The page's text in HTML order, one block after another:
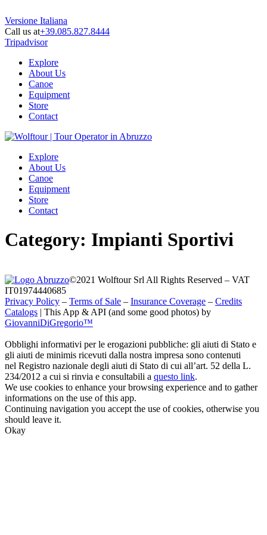
Versione Italiana
Call us at+39.085.827.8444
Tripadvisor
Explore
About Us
Canoe
Equipment
Store
Contact
Explore
About Us
Canoe
Equipment
Store
Contact
Category: Impianti Sportivi
©2021 Wolftour Srl All Rights Reserved – VAT
IT01974440685
Privacy Policy – Terms of Sale – Insurance Coverage – Credits
Catalogs | This App & API (and some good photos) by
GiovanniDiGregorio™
Obblighi informativi per le erogazioni pubbliche: gli aiuti di Stato e
gli aiuti de minimis ricevuti dalla nostra impresa sono contenuti
nel Registro nazionale degli aiuti di Stato di cui all’art. 52 della L.
234/2012 a cui si rinvia e consultabili a questo link.
We use cookies to enhance your browsing experience and to gather
informations on the use of this app.
Continuing navigation you accept the use of cookies, otherwise you
should leave it.
Okay